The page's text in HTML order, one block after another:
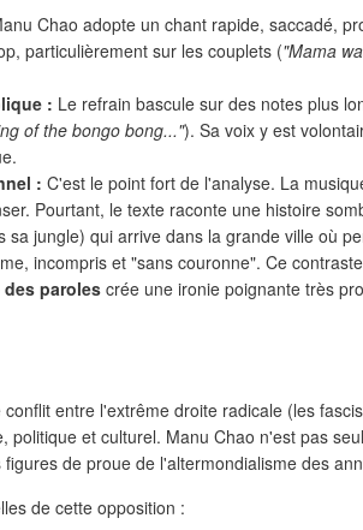
Chao adopte un chant rapide, saccadé,
particulièrement sur les couplets ("Mama
: Le refrain bascule sur des notes plus
of the bongo bong..."). Sa voix y est
: C'est le point fort de l'analyse. La
Pourtant, le texte raconte une histoire
sa jungle) qui arrive dans la grande ville où
incompris et "sans couronne". Ce
parolescrée une ironie poignante très
entre l'extrême droite radicale (les
politique et culturel. Manu Chao n'est pas
de proue de l'altermondialisme des
de cette opposition :